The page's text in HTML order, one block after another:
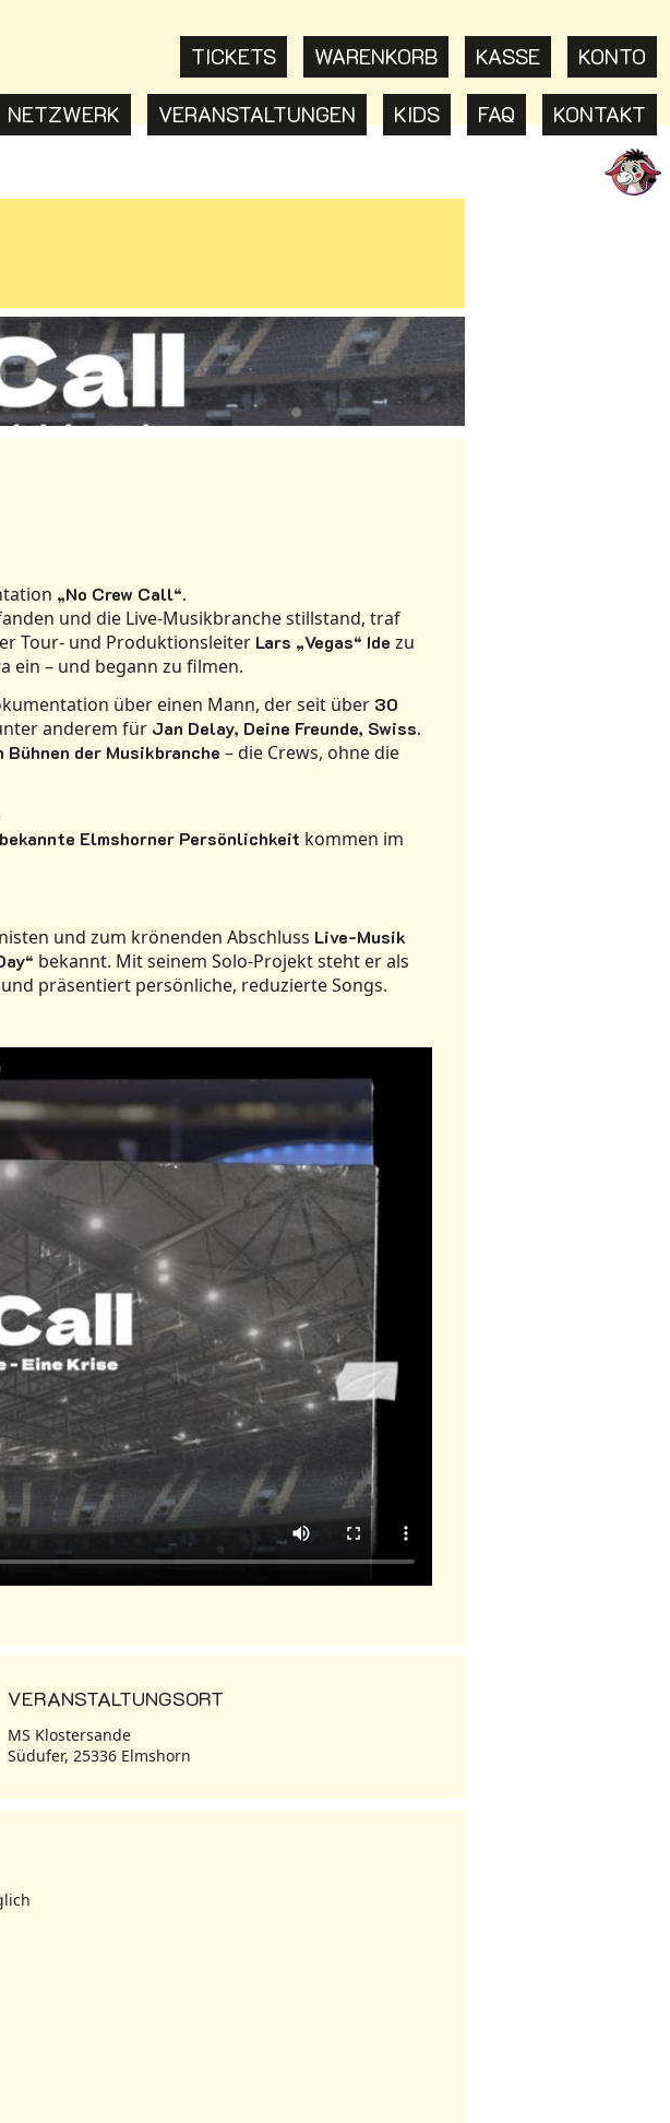
TICKETS WARENKORB KASSE KONTO
NETZWERK VERANSTALTUNGEN KIDS FAQ KONTAKT
„No Crew Call“.
und die Live-Musikbranche stillstand, traf
Tour- und Produktionsleiter Lars „Vegas“ Ide zu
ein – und begann zu filmen.
über einen Mann, der seit über 30
anderem für Jan Delay, Deine Freunde, Swiss.
Bühnen der Musikbranche – die Crews, ohne die
bekannte Elmshorner Persönlichkeit kommen im
und zum krönenden Abschluss Live-Musik
“ bekannt. Mit seinem Solo-Projektsteht er als
präsentiert persönliche, reduzierte Songs.
VERANSTALTUNGSORT
MS Klostersande
Südufer, 25336 Elmshorn